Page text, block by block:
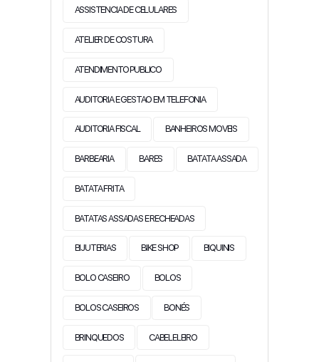
ASSISTENCIA DE CELULARES
ATELIER DE COSTURA
ATENDIMENTO PUBLICO
AUDITORIA E GESTAO EM TELEFONIA
AUDITORIA FISCAL BANHEIROS MOVEIS
BARBEARIA BARES BATATA ASSADA
BATATA FRITA
BATATAS ASSADAS E RECHEADAS
BIJUTERIAS BIKE SHOP BIQUINIS
BOLO CASEIRO BOLOS
BOLOS CASEIROS BONÉS
BRINQUEDOS CABELELEIRO